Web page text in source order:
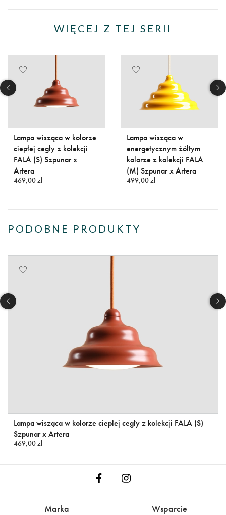
WIĘCEJ Z TEJ SERII
Lampa wisząca w kolorze
ciepłej cegły z kolekcji
FALA (S) Szpunar x
Artera
469,00 zł
Lampa wisząca w
energetycznym żółtym
kolorze z kolekcji FALA
(M) Szpunar x Artera
499,00 zł
PODOBNE PRODUKTY
Lampa wisząca w kolorze ciepłej cegły z kolekcji FALA (S)
Szpunar x Artera
469,00 zł
Marka Wsparcie